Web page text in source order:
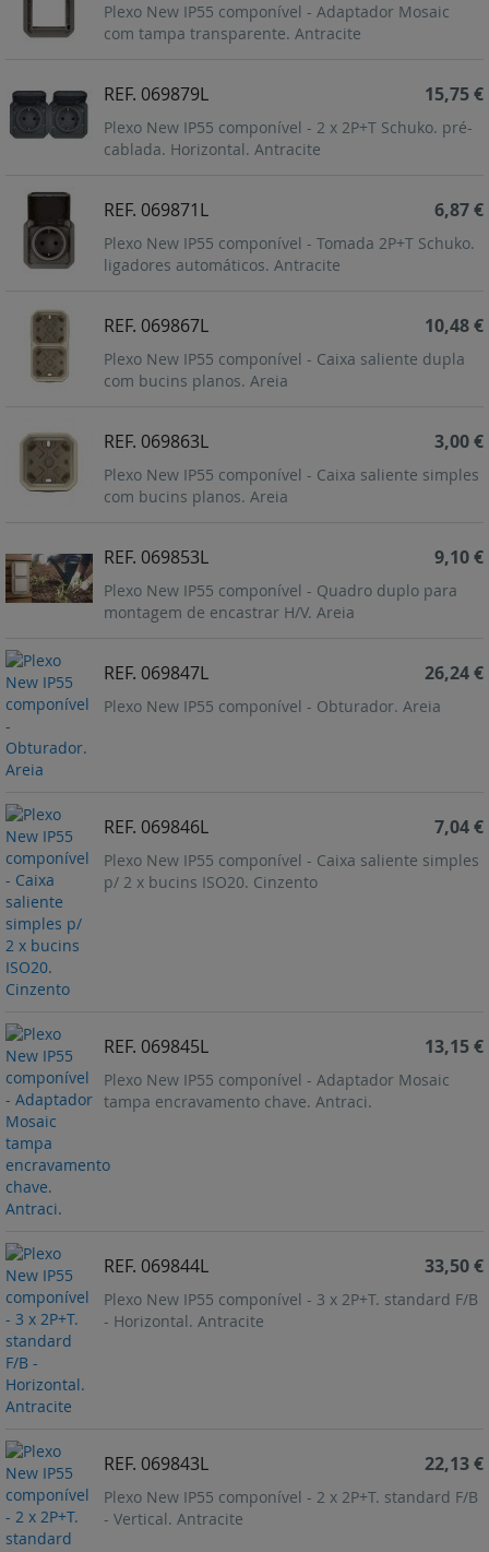
Plexo New IP55 componível - Adaptador Mosaic
com tampa transparente. Antracite
REF. 069879L
Plexo New IP55 componível - 2 x 2P+T Schuko. pré-
cablada. Horizontal. Antracite
15,75 €
REF. 069871L
Plexo New IP55 componível - Tomada 2P+T Schuko.
ligadores automáticos. Antracite
6,87 €
REF. 069867L
Plexo New IP55 componível - Caixa saliente dupla
com bucins planos. Areia
10,48 €
REF. 069863L
Plexo New IP55 componível - Caixa saliente simples
com bucins planos. Areia
3,00 €
REF. 069853L
Plexo New IP55 componível - Quadro duplo para
montagem de encastrar H/V. Areia
9,10 €
REF. 069847L
Plexo New IP55 componível - Obturador. Areia
26,24 €
REF. 069846L
Plexo New IP55 componível - Caixa saliente simples
p/ 2 x bucins ISO20. Cinzento
7,04 €
REF. 069845L
Plexo New IP55 componível - Adaptador Mosaic
tampa encravamento chave. Antraci.
13,15 €
REF. 069844L
Plexo New IP55 componível - 3 x 2P+T. standard F/B
- Horizontal. Antracite
33,50 €
REF. 069843L
Plexo New IP55 componível - 2 x 2P+T. standard F/B
- Vertical. Antracite
22,13 €